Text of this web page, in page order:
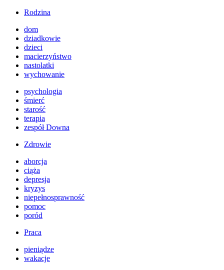
Rodzina
dom
dziadkowie
dzieci
macierzyństwo
nastolatki
wychowanie
psychologia
śmierć
starość
terapia
zespół Downa
Zdrowie
aborcja
ciąża
depresja
kryzys
niepełnosprawność
pomoc
poród
Praca
pieniądze
wakacje